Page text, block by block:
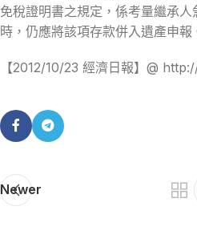
免稅證明書之規定，係考量繼承
時，仍應將該項存款併入遺產申報
【2012/10/23 經濟日報】@
Newer